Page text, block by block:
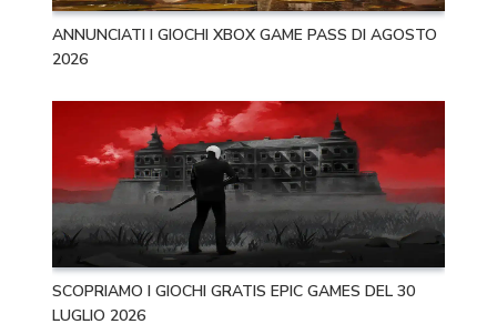
ANNUNCIATI I GIOCHI XBOX GAME PASS DI AGOSTO
2026
SCOPRIAMO I GIOCHI GRATIS EPIC GAMES DEL 30
LUGLIO 2026